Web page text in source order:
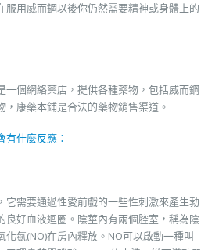
服用威而鋼以後你仍然需要精神或身體上的
一個網絡藥店，提供各種藥物，包括威而鋼
，康藥本鋪是合法的藥物銷售渠道。
有什麼反應：
它需要通過性愛前戲的一些性刺激來產生勃
良好血液迴圈。陰莖內有兩個腔室，稱為陰
化氮(NO)在房內釋放。NO可以啟動一種叫